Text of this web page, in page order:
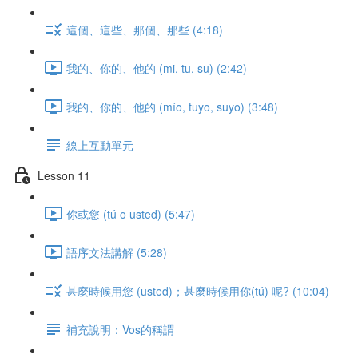
這個、這些、那個、那些 (4:18)
我的、你的、他的 (mi, tu, su) (2:42)
我的、你的、他的 (mío, tuyo, suyo) (3:48)
線上互動單元
Lesson 11
你或您 (tú o usted) (5:47)
語序文法講解 (5:28)
甚麼時候用您 (usted)；甚麼時候用你(tú) 呢? (10:04)
補充說明：Vos的稱謂